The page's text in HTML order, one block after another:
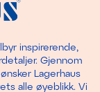
inspirerende,
Gjennom
Lagerhaus
alle øyeblikk. Vi